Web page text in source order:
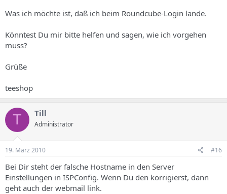
Was ich möchte ist, daß ich beim Roundcube-Login lande.
Könntest Du mir bitte helfen und sagen, wie ich vorgehen
muss?
Grüße
teeshop
T Till
Administrator
19. März 2010 #16
Bei Dir steht der falsche Hostname in den Server
Einstellungen in ISPConfig. Wenn Du den korrigierst, dann
geht auch der webmail link.